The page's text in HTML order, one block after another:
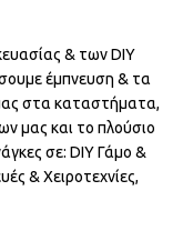
& των DIY
έμπνευση & τα
στα καταστήματα,
μας και το πλούσιο
σε: DIY Γάμο &
& Χειροτεχνίες,